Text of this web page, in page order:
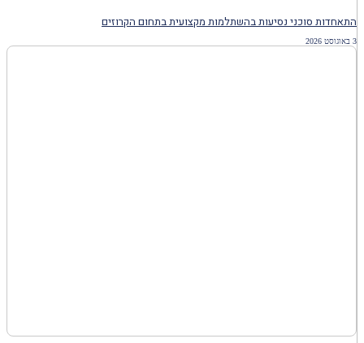
התאחדות סוכני נסיעות בהשתלמות מקצועית בתחום הקרוזים
3 באוגוסט 2026